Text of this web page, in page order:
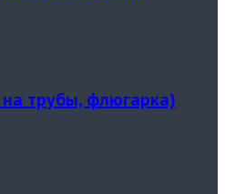
трубы, флюгарка)